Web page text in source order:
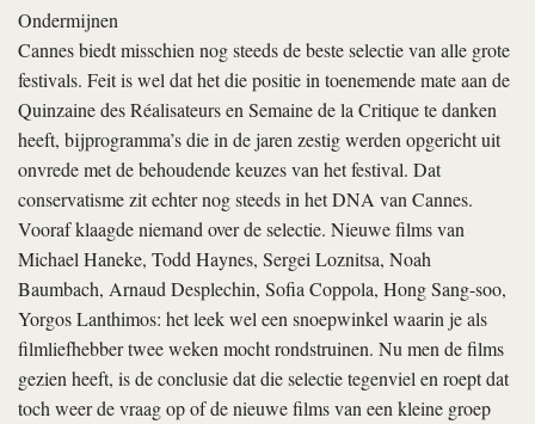
Ondermijnen
Cannes biedt misschien nog steeds de beste selectie van alle grote
festivals. Feit is wel dat het die positie in toenemende mate aan de
Quinzaine des Réalisateurs en Semaine de la Critique te danken
heeft, bijprogramma’s die in de jaren zestig werden opgericht uit
onvrede met de behoudende keuzes van het festival. Dat
conservatisme zit echter nog steeds in het DNA van Cannes.
Vooraf klaagde niemand over de selectie. Nieuwe films van
Michael Haneke, Todd Haynes, Sergei Loznitsa, Noah
Baumbach, Arnaud Desplechin, Sofia Coppola, Hong Sang-soo,
Yorgos Lanthimos: het leek wel een snoepwinkel waarin je als
filmliefhebber twee weken mocht rondstruinen. Nu men de films
gezien heeft, is de conclusie dat die selectie tegenviel en roept dat
toch weer de vraag op of de nieuwe films van een kleine groep